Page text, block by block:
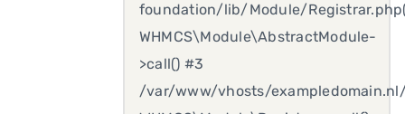
foundation/lib/Module/
WHMCS\Module\AbstractModule-
>call() #3
/var/www/vhosts/